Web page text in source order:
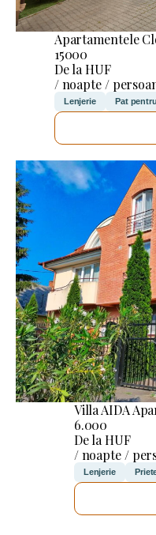
Apartamentele
15000
De la HUF
/ noapte /
Lenjerie Pat
Villa AIDA
6.000
De la HUF
/ noapte /
Lenjerie